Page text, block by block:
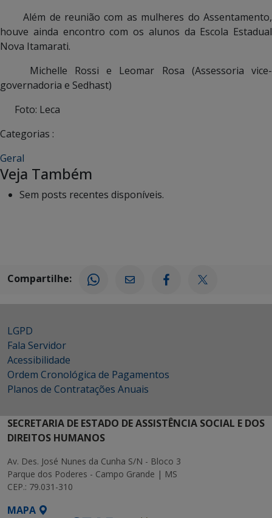
Além de reunião com as mulheres do Assentamento,
houve ainda encontro com os alunos da Escola Estadual
Nova Itamarati.
Michelle Rossi e Leomar Rosa (Assessoria vice-
governadoria e Sedhast)
Foto: Leca
Categorias :
Geral
Veja Também
Sem posts recentes disponíveis.
Compartilhe:
LGPD
Fala Servidor
Acessibilidade
Ordem Cronológica de Pagamentos
Planos de Contratações Anuais
SECRETARIA DE ESTADO DE ASSISTÊNCIA SOCIAL E DOS
DIREITOS HUMANOS
Av. Des. José Nunes da Cunha S/N - Bloco 3
Parque dos Poderes - Campo Grande | MS
CEP.: 79.031-310
MAPA